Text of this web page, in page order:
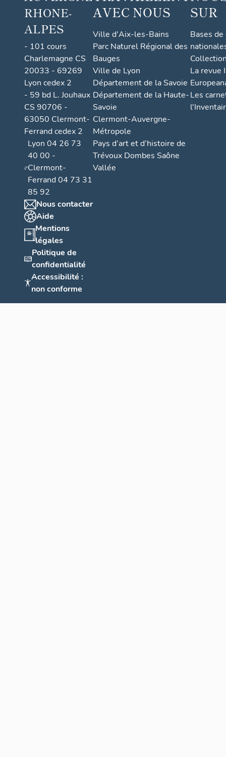
RHONE-
ALPES
- 101 cours
Charlemagne CS
20033 - 69269
Lyon cedex 2
- 59 bd L. Jouhaux
CS 90706 -
63050 Clermont-
Ferrand cedex 2
Lyon 04 26 73
40 00 -
Clermont-
Ferrand 04 73 31
85 92
Nous contacter
Aide
Mentions
légales
Politique de
confidentialité
Accessibilité :
non conforme
AVEC NOUS
Ville d'Aix-les-Bains
Parc Naturel Régional des
Bauges
Ville de Lyon
Département de la Savoie
Département de la Haute-
Savoie
Clermont-Auvergne-
Métropole
Pays d’art et d’histoire de
Trévoux Dombes Saône
Vallée
SUR
Bases
La revue
Les